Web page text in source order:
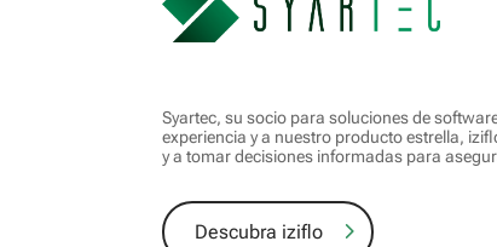
Syartec, su socio para soluciones de
experiencia y a nuestro producto estrella,
y a tomar decisiones informadas para
Descubra iziflo